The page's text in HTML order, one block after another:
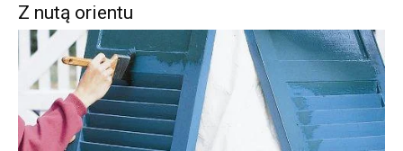
Z nutą orientu